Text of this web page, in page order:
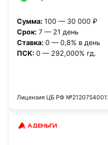
Сумма:100 — 30 000 ₽
Срок:7 — 21 день
Ставка:0 — 0,8% в день
ПСК:0 — 292,000% гд.
Лицензия ЦБ РФ